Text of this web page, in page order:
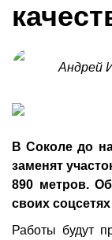
Андрей
В Соколе до
заменят
890 метров.
своих
Работы будут